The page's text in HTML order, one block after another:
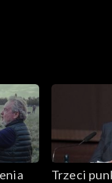
Trzeci